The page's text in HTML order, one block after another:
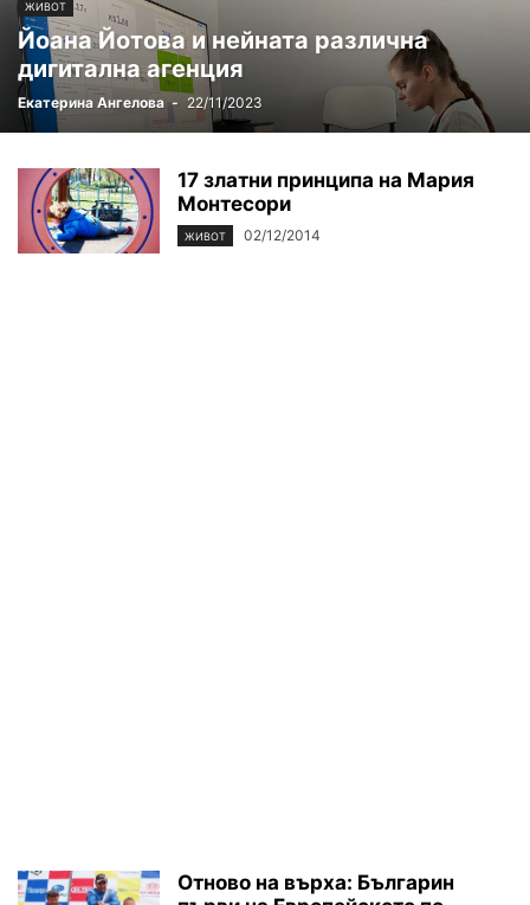
ЖИВОТ
Йоана Йотова и нейната различна
дигитална агенция
Екатерина Ангелова - 22/11/2023
17 златни принципа на Мария
Монтесори
ЖИВОТ 02/12/2014
Отново на върха: Българин